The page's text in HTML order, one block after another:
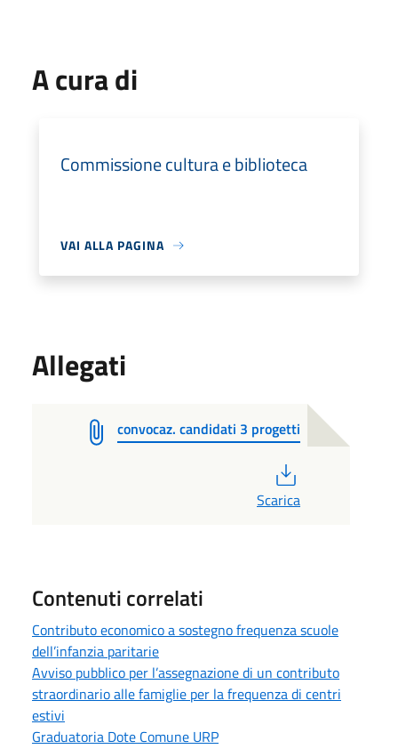
A cura di
Commissione cultura e biblioteca
VAI ALLA PAGINA
Allegati
convocaz. candidati 3 progetti
Scarica
Contenuti correlati
Contributo economico a sostegno frequenza scuole
dell’infanzia paritarie
Avviso pubblico per l’assegnazione di un contributo
straordinario alle famiglie per la frequenza di centri
estivi
Graduatoria Dote Comune URP